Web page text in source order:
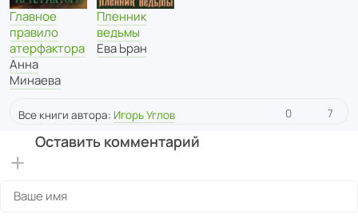
Главное
правило
атерфактора
Анна
Минаева
Пленник
ведьмы
Ева Ьран
Все книги автора: Игорь Углов 0 7
Оставить комментарий